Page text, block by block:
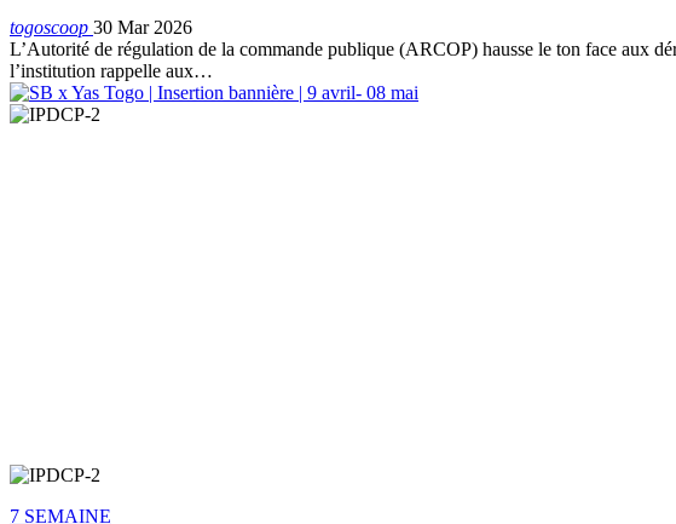
togoscoop 30 Mar 2026
L’Autorité de régulation de la commande publique (ARCOP) hausse le ton face aux
l’institution rappelle aux…
7 SEMAINE